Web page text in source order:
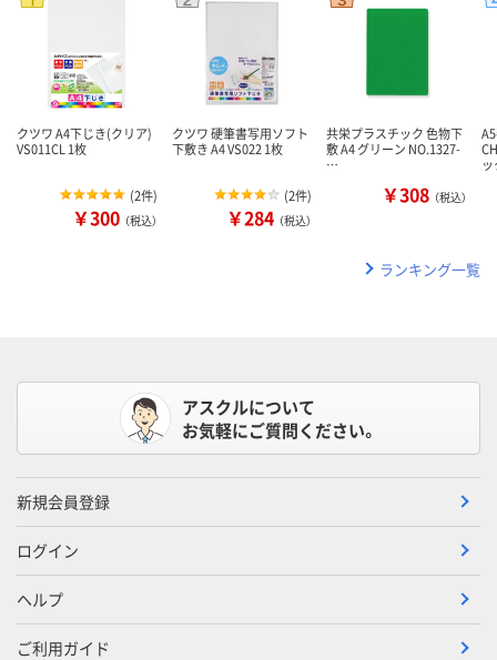
クツワ A4下じき(クリア)
VS011CL 1枚
(2件)
￥300 （税込）
クツワ 硬筆書写用ソフト
下敷き A4 VS022 1枚
(2件)
￥284 （税込）
共栄プラスチック 色物下
敷 A4 グリーン NO.1327-
…
￥308 （税込）
ランキング一覧
アスクルについて
お気軽にご質問ください。
新規会員登録
ログイン
ヘルプ
ご利用ガイド